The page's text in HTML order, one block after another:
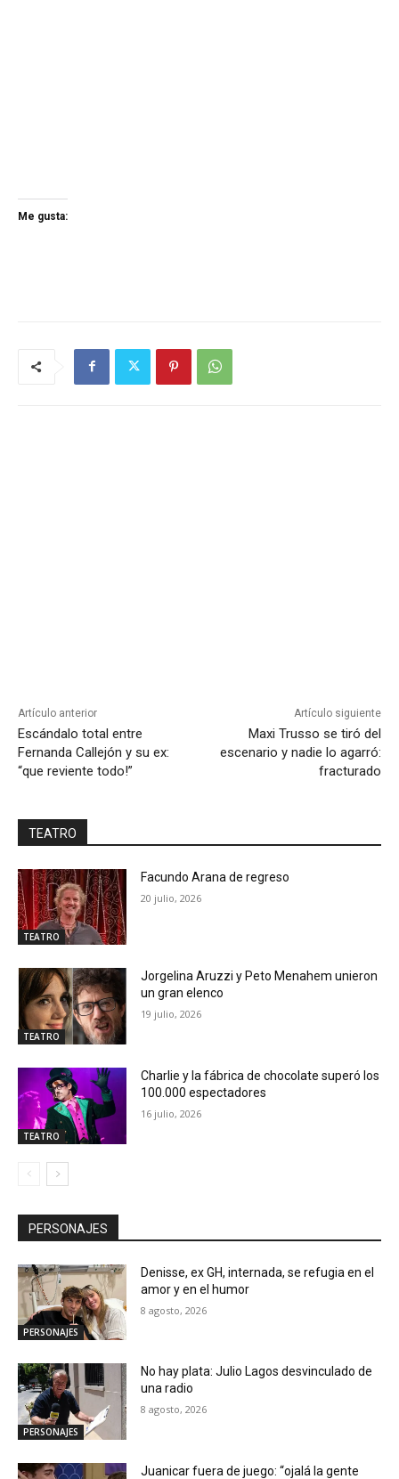
Me gusta:
Artículo anterior
Escándalo total entre
Fernanda Callejón y su ex:
“que reviente todo!”
Artículo siguiente
Maxi Trusso se tiró del
escenario y nadie lo agarró:
fracturado
TEATRO
TEATRO
Facundo Arana de regreso
20 julio, 2026
TEATRO
Jorgelina Aruzzi y Peto Menahem unieron
un gran elenco
19 julio, 2026
TEATRO
Charlie y la fábrica de chocolate superó los
100.000 espectadores
16 julio, 2026
PERSONAJES
PERSONAJES
Denisse, ex GH, internada, se refugia en el
amor y en el humor
8 agosto, 2026
PERSONAJES
No hay plata: Julio Lagos desvinculado de
una radio
8 agosto, 2026
Juanicar fuera de juego: “ojalá la gente